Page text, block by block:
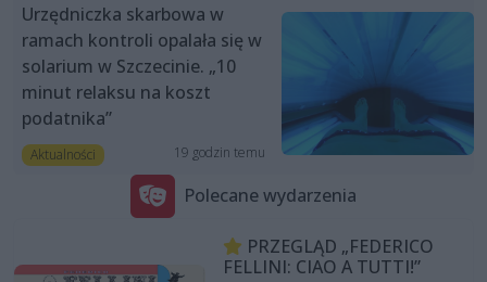
Urzędniczka skarbowa w
ramach kontroli opalała się w
solarium w Szczecinie. „10
minut relaksu na koszt
podatnika”
Aktualności 19 godzin temu
Polecane wydarzenia
PRZEGLĄD „FEDERICO
FELLINI: CIAO A TUTTI!”